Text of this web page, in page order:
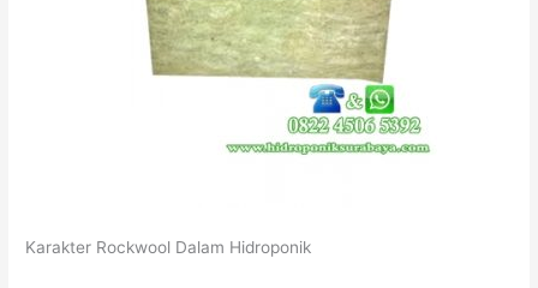
Karakter Rockwool Dalam Hidroponik